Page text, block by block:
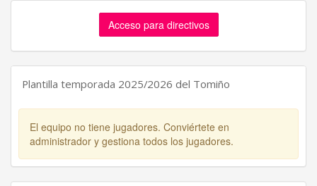
Acceso para directivos
Plantilla temporada 2025/2026 del Tomiño
El equipo no tiene jugadores. Conviértete en
administrador y gestiona todos los jugadores.